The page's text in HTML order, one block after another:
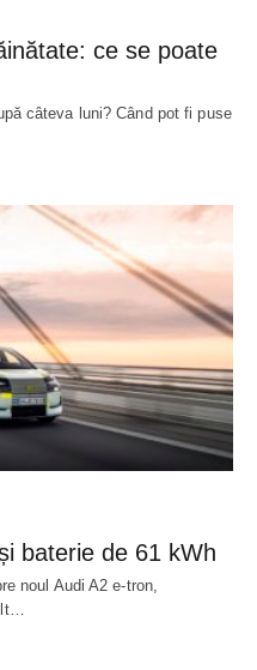
ce se poate
câteva luni? Când pot fi puse
baterie de 61 kWh
noul Audi A2 e-tron,